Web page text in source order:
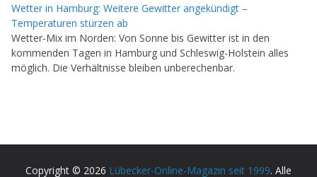
Wetter in Hamburg: Weitere Gewitter angekündigt –
Temperaturen stürzen ab
Wetter-Mix im Norden: Von Sonne bis Gewitter ist in den
kommenden Tagen in Hamburg und Schleswig-Holstein alles
möglich. Die Verhältnisse bleiben unberechenbar.
Copyright © 2026 Lübecker-Online-Magazin seit 1999. Alle